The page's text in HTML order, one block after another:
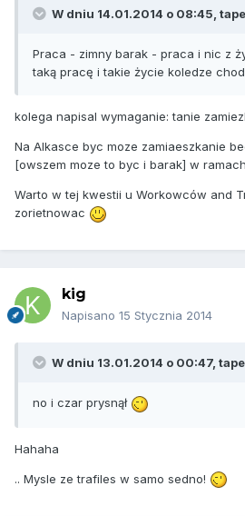
W dniu 14.01.2014 o 08:45,
Praca - zimny barak - praca i nic z
taką pracę i takie życie koledze
kolega napisal wymaganie: tanie
Na Alkasce byc moze zamiaeszkanie
[owszem moze to byc i barak] w
Warto w tej kwestii u Workowców and
zorietnowac
kig
Napisano 15 Stycznia 2014
W dniu 13.01.2014 o 00:47,
no i czar prysnął
Hahaha
.. Mysle ze trafiles w samo sedno!